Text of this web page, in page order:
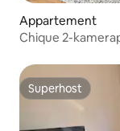
Appartement
Chique 2-
Superhost
Superhost